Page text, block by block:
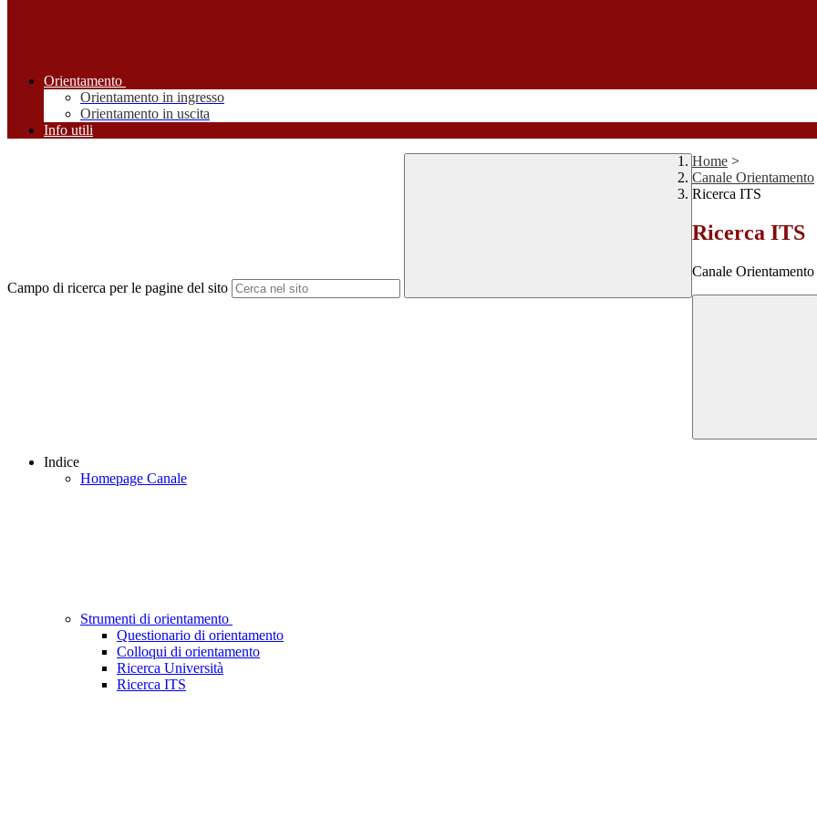
Orientamento
Orientamento in ingresso
Orientamento in uscita
Info utili
Campo di ricerca per le pagine del sito
Home >
Canale Orientamento
Ricerca ITS
Ricerca ITS
Canale Orientamento
Indice
Homepage Canale
Strumenti di orientamento
Questionario di orientamento
Colloqui di orientamento
Ricerca Università
Ricerca ITS